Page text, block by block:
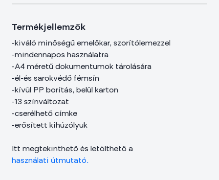
Termékjellemzők
-kiváló minőségű emelőkar, szorítólemezzel
-mindennapos használatra
-A4 méretű dokumentumok tárolására
-él-és sarokvédő fémsín
-kívül PP borítás, belül karton
-13 színváltozat
-cserélhető címke
-erősített kihúzólyuk
Itt megtekinthető és letölthető a
használati útmutató.